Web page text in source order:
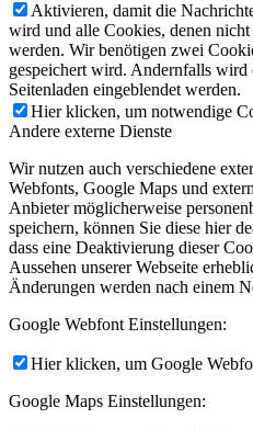
Aktivieren, damit die
wird und alle Cookies, denen
werden. Wir benötigen zwei
gespeichert wird. Andernfalls
Seitenladen eingeblendet werden.
Hier klicken, um notwendige
Andere externe Dienste
Wir nutzen auch verschiedene
Webfonts, Google Maps und
Anbieter möglicherweise
speichern, können Sie diese hier
dass eine Deaktivierung dieser
Aussehen unserer Webseite
Änderungen werden nach einem
Google Webfont Einstellungen:
Hier klicken, um Google
Google Maps Einstellungen: